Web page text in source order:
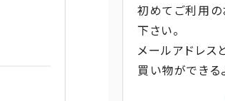
初めてご利用の
下さい。
メールアドレス
買い物ができる